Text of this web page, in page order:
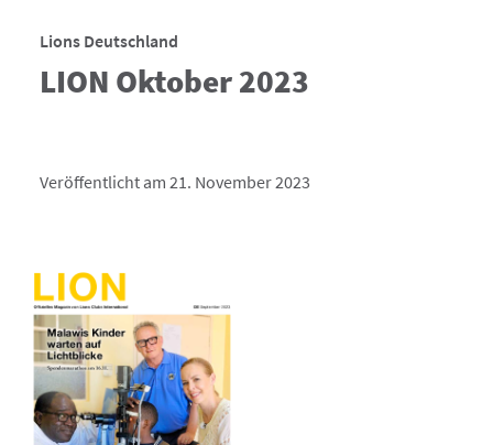
Lions Deutschland
LION Oktober 2023
Veröffentlicht am 21. November 2023